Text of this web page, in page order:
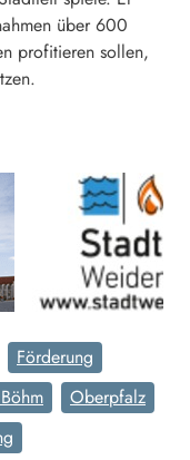
über 600
profitieren sollen,
Förderung
Oberpfalz